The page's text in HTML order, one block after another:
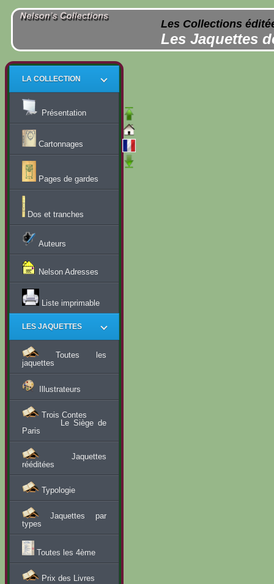
Les Collections
Les Jaquettes
LA COLLECTION
Présentation
Cartonnages
Pages de gardes
Dos et tranches
Auteurs
Nelson Adresses
Liste imprimable
LES JAQUETTES
Toutes les
jaquettes
Illustrateurs
Trois Contes
Le Siège de
Paris
Jaquettes
rééditées
Typologie
Jaquettes par
types
Toutes les 4ème
Prix des Livres